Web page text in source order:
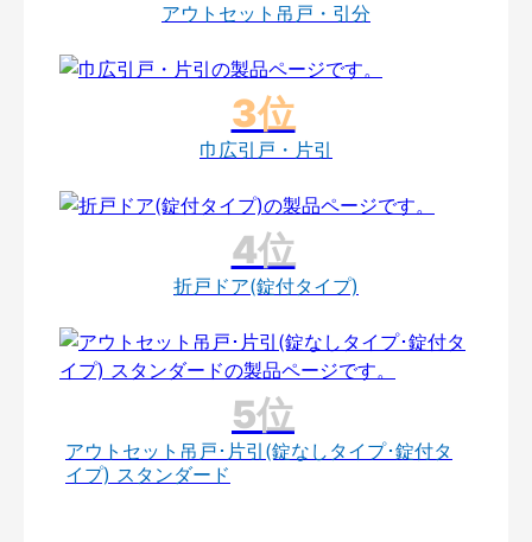
アウトセット吊戸・引分
巾広引戸・片引
折戸ドア(錠付タイプ)
アウトセット吊戸･片引(錠なしタイプ･錠付タ
イプ) スタンダード